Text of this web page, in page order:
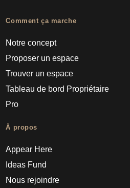
Comment ça marche
Notre concept
Proposer un espace
Trouver un espace
Tableau de bord Propriétaire
Pro
À propos
Appear Here
Ideas Fund
Nous rejoindre